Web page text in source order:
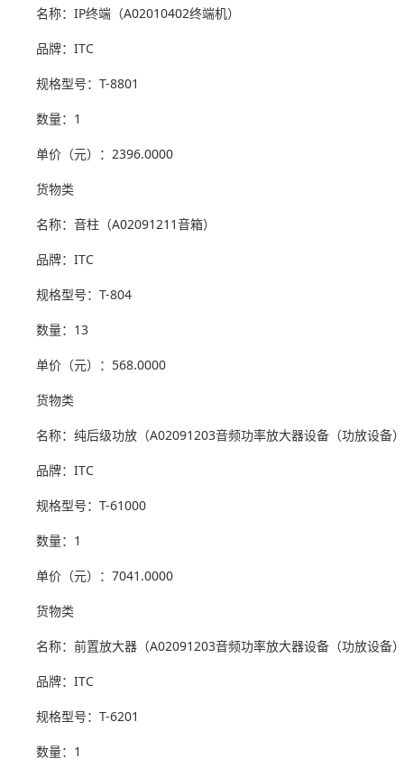
名称：IP终端（A02010402终端机）
品牌：ITC
规格型号：T-8801
数量：1
单价（元）：2396.0000
货物类
名称：音柱（A02091211音箱）
品牌：ITC
规格型号：T-804
数量：13
单价（元）：568.0000
货物类
名称：纯后级功放（A02091203音频功率放大器设备（功放设备
品牌：ITC
规格型号：T-61000
数量：1
单价（元）：7041.0000
货物类
名称：前置放大器（A02091203音频功率放大器设备（功放设备
品牌：ITC
规格型号：T-6201
数量：1